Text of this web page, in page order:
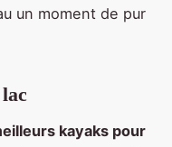
un moment de pur
kayaks pour